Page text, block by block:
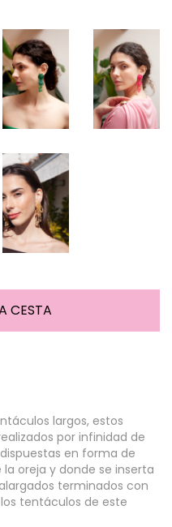
largos, estos
por infinidad de
en forma de
oreja y donde se inserta
terminados con
tentáculos de este